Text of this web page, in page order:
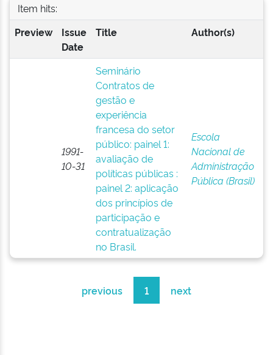
Item hits:
Preview
Issue
Date
Title Author(s)
1991-
10-31
Seminário
Contratos de
gestão e
experiência
francesa do setor
público: painel 1:
avaliação de
políticas públicas :
painel 2: aplicação
dos princípios de
participação e
contratualização
no Brasil.
Escola
Nacional de
Administração
Pública (Brasil)
previous 1 next